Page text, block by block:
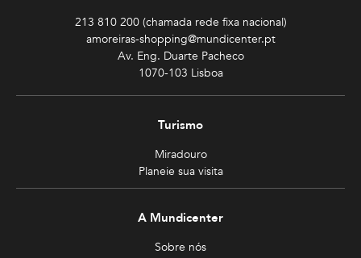
213 810 200 (chamada rede fixa nacional)
amoreiras-shopping@mundicenter.pt
Av. Eng. Duarte Pacheco
1070-103 Lisboa
Turismo
Miradouro
Planeie sua visita
A Mundicenter
Sobre nós